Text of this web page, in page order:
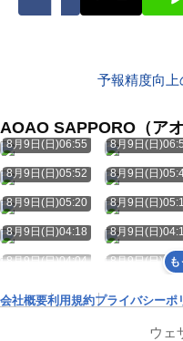
予報精度向上
AOAO SAPPORO（ア
8月9日(日)06:55 8月9日(日
8月9日(日)05:52 8月9日(日
8月9日(日)05:20 8月9日(日
8月9日(日)04:18 8月9日(日
8月9日(日)04:04 8月9日(日
会社概要利用規約プライバシーポ
ウェ